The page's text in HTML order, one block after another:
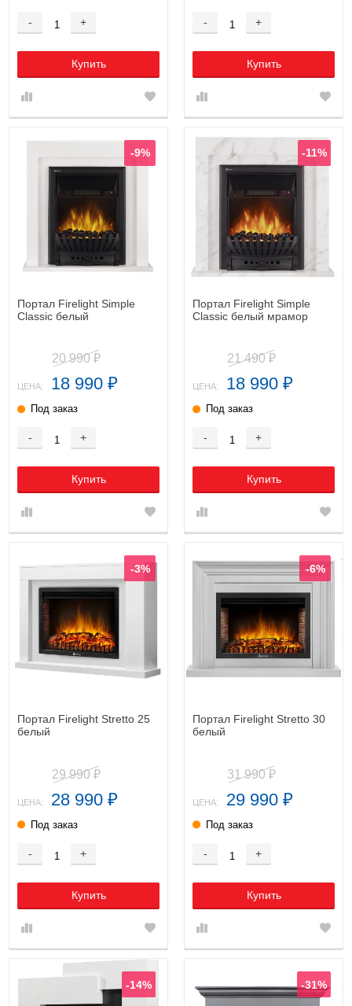
- +
Купить
- +
Купить
-9%
Портал Firelight Simple
Classic белый
20 990 ₽
ЦЕНА: 18 990 ₽
Под заказ
- +
Купить
-11%
Портал Firelight Simple
Classic белый мрамор
21 490 ₽
ЦЕНА: 18 990 ₽
Под заказ
- +
Купить
-3%
Портал Firelight Stretto 25
белый
29 990 ₽
ЦЕНА: 28 990 ₽
Под заказ
- +
Купить
-6%
Портал Firelight Stretto 30
белый
31 990 ₽
ЦЕНА: 29 990 ₽
Под заказ
- +
Купить
-14% -31%